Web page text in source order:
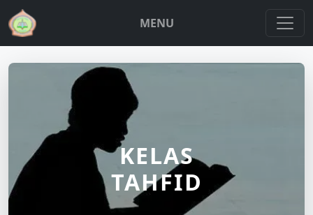
MENU
KELAS
TAHFID